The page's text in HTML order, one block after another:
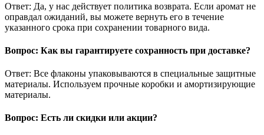
Ответ: Да, у нас действует политика возврата. Если аромат не
оправдал ожиданий, вы можете вернуть его в течение
указанного срока при сохранении товарного вида.
Вопрос: Как вы гарантируете сохранность при доставке?
Ответ: Все флаконы упаковываются в специальные защитные
материалы. Используем прочные коробки и амортизирующие
материалы.
Вопрос: Есть ли скидки или акции?